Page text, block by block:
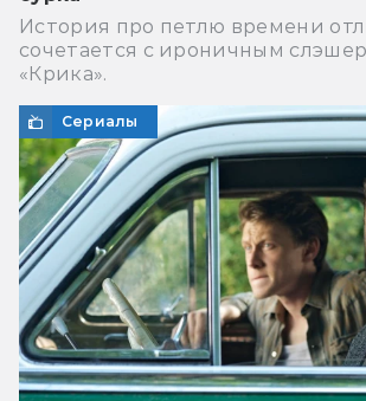
История про петлю времени
сочетается с ироничным
«Крика».
Сериалы